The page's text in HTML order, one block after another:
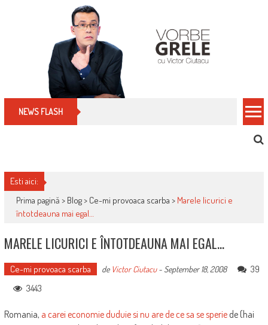
NEWS FLASH Cum îți schimbi, rapid, gratuit și eficient,
Esti aici:
Prima pagină > Blog> Ce-mi provoaca scarba > Marele licurici e
întotdeauna mai egal…
MARELE LICURICI E ÎNTOTDEAUNA MAI EGAL…
Ce-mi provoaca scarba de Victor Ciutacu- September 18, 2008
39
3443
Romania, a carei economie duduie si nu are de ce sa se sperie de (hai